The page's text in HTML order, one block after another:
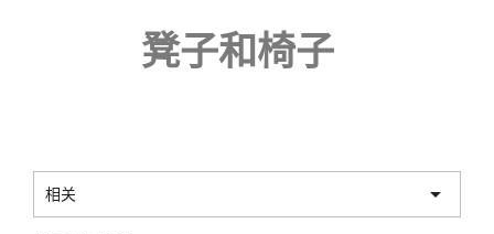
凳子和椅子
相关 